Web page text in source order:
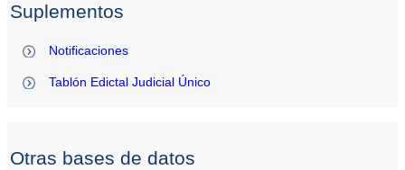
Suplementos
Notificaciones
Tablón Edictal Judicial Único
Otras bases de datos